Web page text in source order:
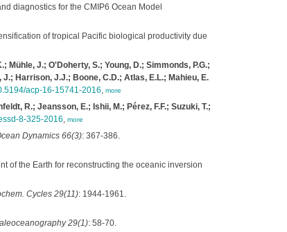
diagnostics for the CMIP6 Ocean Model
of tropical Pacific biological productivity due
Mühle, J.; O'Doherty, S.; Young, D.; Simmonds, P.G.;
Harrison, J.J.; Boone, C.D.; Atlas, E.L.; Mahieu, E.
acp-16-15741-2016, more
R.; Jeansson, E.; Ishii, M.; Pérez, F.F.; Suzuki, T.;
8-325-2016, more
Dynamics 66(3): 367-386.
of the Earth for reconstructing the oceanic inversion
Cycles 29(11): 1944-1961.
29(1): 58-70.